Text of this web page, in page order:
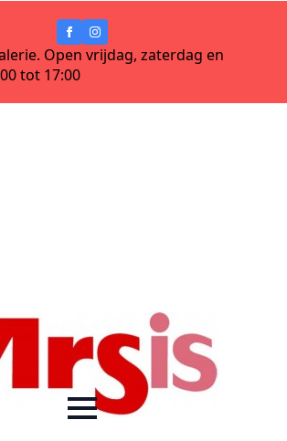
Open vrijdag, zaterdag en
tot 17:00